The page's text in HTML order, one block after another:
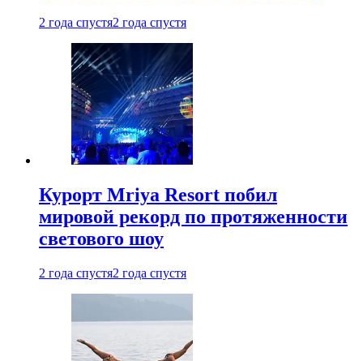
2 года спустя2 года спустя
Курорт Mriya Resort побил
мировой рекорд по протяженности
светового шоу
2 года спустя2 года спустя